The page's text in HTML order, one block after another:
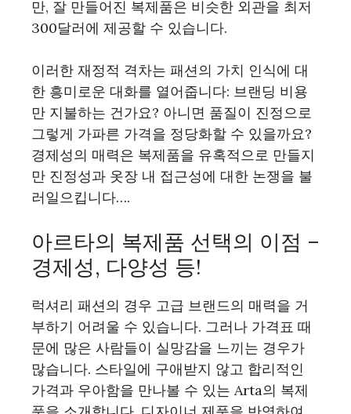
만, 잘 만들어진 복제품은 비슷한 외관을 최저
300달러에 제공할 수 있습니다.
이러한 재정적 격차는 패션의 가치 인식에 대
한 흥미로운 대화를 열어줍니다: 브랜딩 비용
만 지불하는 건가요? 아니면 품질이 진정으로
그렇게 가파른 가격을 정당화할 수 있을까요?
경제성의 매력은 복제품을 유혹적으로 만들지
만 진정성과 옷장 내 접근성에 대한 논쟁을 불
러일으킵니다….
아르타의 복제품 선택의 이점 –
경제성, 다양성 등!
럭셔리 패션의 경우 고급 브랜드의 매력을 거
부하기 어려울 수 있습니다. 그러나 가격표 때
문에 많은 사람들이 실망감을 느끼는 경우가
많습니다. 스타일에 구애받지 않고 합리적인
가격과 우아함을 만나볼 수 있는 Arta의 복제